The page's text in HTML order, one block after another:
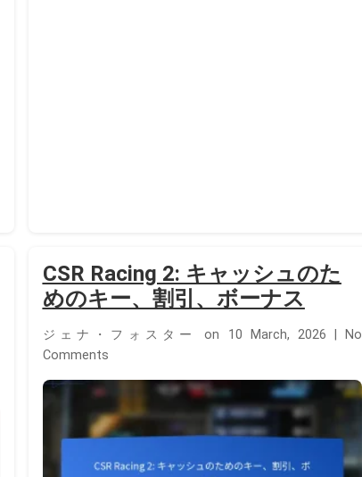
CSR Racing 2: キャッシュのた
めのキー、割引、ボーナス
ジェナ・フォスター on 10 March, 2026 | No
Comments